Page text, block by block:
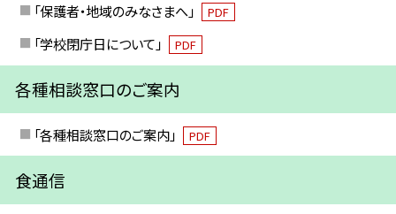
「保護者・地域のみなさまへ」 PDF
「学校閉庁日について」 PDF
各種相談窓口のご案内
「各種相談窓口のご案内」 PDF
食通信